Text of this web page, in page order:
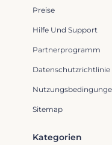
Preise
Hilfe Und Support
Partnerprogramm
Datenschutzrichtlinie
Sitemap
Kategorien